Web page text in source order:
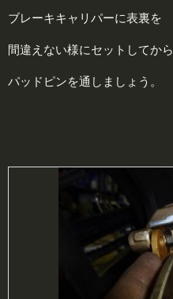
ブレーキキャリパーに表裏を
間違えない様にセットしてから
パッドピンを通しましょう。